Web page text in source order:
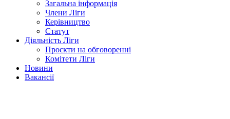
Загальна інформація
Члени Ліги
Керівництво
Статут
Діяльність Ліги
Проєкти на обговоренні
Комітети Ліги
Новини
Вакансії